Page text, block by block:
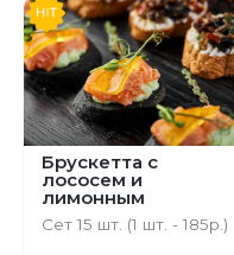
Брускетта с
лососем и
лимонным
мармеладом
Сет 15 шт. (1 шт. - 185р.)